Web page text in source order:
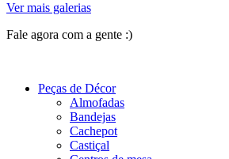
Ver mais galerias
Fale agora com a gente :)
Peças de Décor
Almofadas
Bandejas
Cachepot
Castiçal